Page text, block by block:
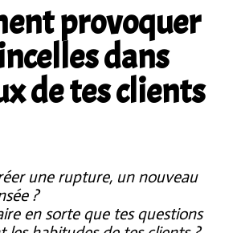
provoquer
dans
de tes clients
une rupture, un nouveau
?
en sorte que tes questions